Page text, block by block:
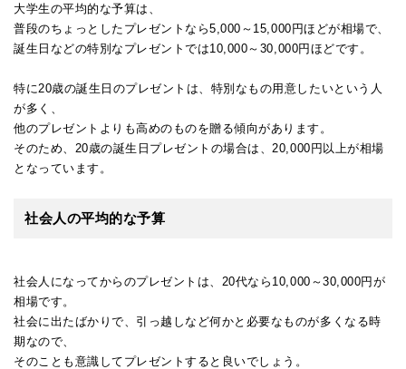
大学生の平均的な予算は、
普段のちょっとしたプレゼントなら5,000～15,000円ほどが相場で、
誕生日などの特別なプレゼントでは10,000～30,000円ほどです。
特に20歳の誕生日のプレゼントは、特別なもの用意したいという人
が多く、
他のプレゼントよりも高めのものを贈る傾向があります。
そのため、20歳の誕生日プレゼントの場合は、20,000円以上が相場
となっています。
社会人の平均的な予算
社会人になってからのプレゼントは、20代なら10,000～30,000円が
相場です。
社会に出たばかりで、引っ越しなど何かと必要なものが多くなる時
期なので、
そのことも意識してプレゼントすると良いでしょう。